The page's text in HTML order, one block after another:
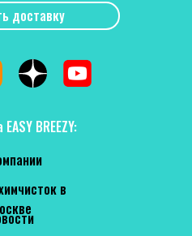
все рассказала,
мое снова как
BREEZY:
доставку
в